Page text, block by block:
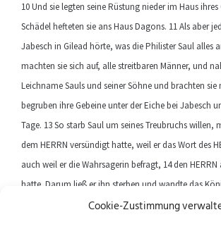
Cookie-Zustimmung
10 Und sie legten seine Rüstung nieder im Haus
Schädel hefteten sie ans Haus Dagons. 11 Als aber
Jabesch in Gilead hörte, was die Philister Saul alles
machten sie sich auf, alle streitbaren Männer, und
Leichname Sauls und seiner Söhne und brachten sie
begruben ihre Gebeine unter der Eiche bei Jabesch
Tage. 13 So starb Saul um seines Treubruchs willen,
dem HERRN versündigt hatte, weil er das Wort des
auch weil er die Wahrsagerin befragt, 14 den
hatte. Darum ließ er ihn sterben und wandte das